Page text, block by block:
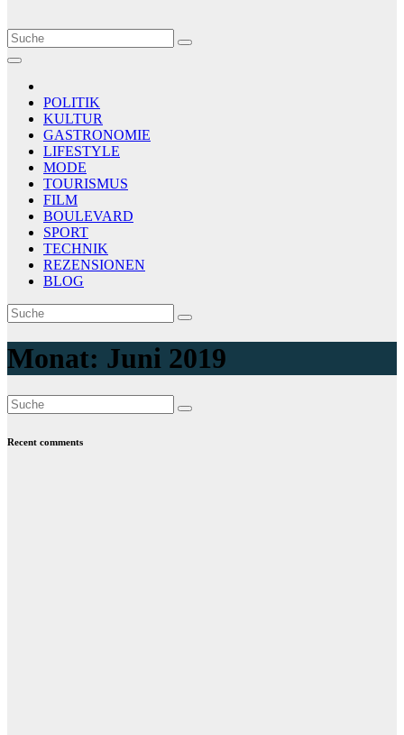
Le Matin
AGENCE DE PRESSE
POLITIK
KULTUR
GASTRONOMIE
LIFESTYLE
MODE
TOURISMUS
FILM
BOULEVARD
SPORT
TECHNIK
REZENSIONEN
BLOG
Monat: Juni 2019
Recent comments